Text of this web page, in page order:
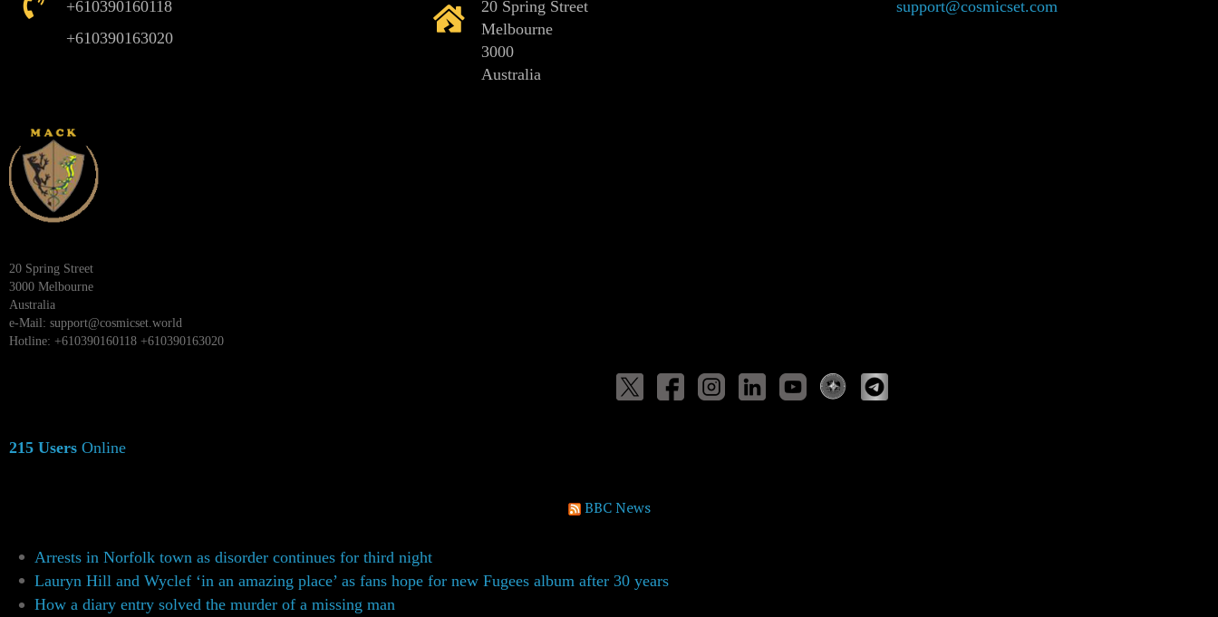
+610390160118
+610390163020
20 Spring Street
Melbourne
3000
Australia
support@cosmicset.com
20 Spring Street
3000 Melbourne
Australia
e-Mail: support@cosmicset.world
Hotline: +610390160118 +610390163020
215 Users Online
BBC News
Arrests in Norfolk town as disorder continues for third night
Lauryn Hill and Wyclef ‘in an amazing place’ as fans hope for new Fugees album after 30 years
How a diary entry solved the murder of a missing man